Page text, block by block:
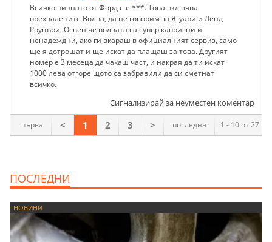
Всичко пипнато от Форд е е ***. Това включва
прехвалените Волва, да не говорим за Ягуари и Ленд
Роувъри. Освен че волвата са супер капризни и
ненадеждни, ако ги вкараш в официалният сервиз, само
ще я дотрошат и ще искат да плащаш за това. Другият
номер е 3 месеца да чакаш част, и накрая да ти искат
1000 лева отгоре щото са забравили да си сметнат
всичко.
Сигнализирай за неуместен коментар
1 - 10 от 27
първа < 1 2 3 > последна
ПОСЛЕДНИ
НОВИНИ